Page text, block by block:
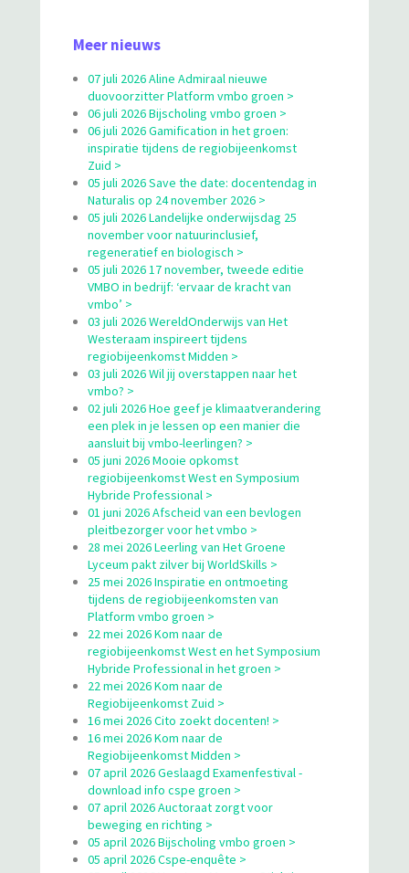
Meer nieuws
07 juli 2026 Aline Admiraal nieuwe
duovoorzitter Platform vmbo groen >
06 juli 2026 Bijscholing vmbo groen >
06 juli 2026 Gamification in het groen:
inspiratie tijdens de regiobijeenkomst
Zuid >
05 juli 2026 Save the date: docentendag in
Naturalis op 24 november 2026 >
05 juli 2026 Landelijke onderwijsdag 25
november voor natuurinclusief,
regeneratief en biologisch >
05 juli 2026 17 november, tweede editie
VMBO in bedrijf: ‘ervaar de kracht van
vmbo’ >
03 juli 2026 WereldOnderwijs van Het
Westeraam inspireert tijdens
regiobijeenkomst Midden >
03 juli 2026 Wil jij overstappen naar het
vmbo? >
02 juli 2026 Hoe geef je klimaatverandering
een plek in je lessen op een manier die
aansluit bij vmbo-leerlingen? >
05 juni 2026 Mooie opkomst
regiobijeenkomst West en Symposium
Hybride Professional >
01 juni 2026 Afscheid van een bevlogen
pleitbezorger voor het vmbo >
28 mei 2026 Leerling van Het Groene
Lyceum pakt zilver bij WorldSkills >
25 mei 2026 Inspiratie en ontmoeting
tijdens de regiobijeenkomsten van
Platform vmbo groen >
22 mei 2026 Kom naar de
regiobijeenkomst West en het Symposium
Hybride Professional in het groen >
22 mei 2026 Kom naar de
Regiobijeenkomst Zuid >
16 mei 2026 Cito zoekt docenten! >
16 mei 2026 Kom naar de
Regiobijeenkomst Midden >
07 april 2026 Geslaagd Examenfestival -
download info cspe groen >
07 april 2026 Auctoraat zorgt voor
beweging en richting >
05 april 2026 Bijscholing vmbo groen >
05 april 2026 Cspe-enquête >